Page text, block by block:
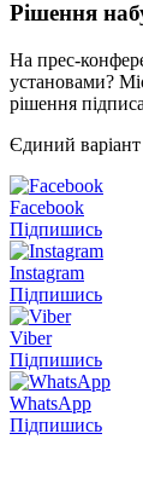
Рішення
На прес-
установами?
рішення
Єдиний
Facebook
Підпишись
Instagram
Підпишись
Viber
Підпишись
WhatsApp
Підпишись